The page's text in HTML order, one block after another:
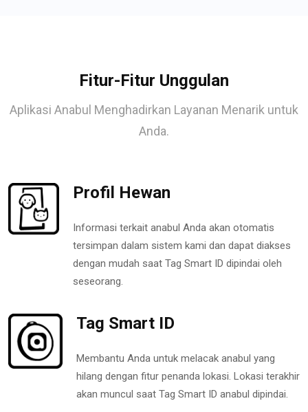
Fitur-Fitur Unggulan
Aplikasi Anabul Menghadirkan Layanan Menarik untuk
Anda.
Profil Hewan
Informasi terkait anabul Anda akan otomatis
tersimpan dalam sistem kami dan dapat diakses
dengan mudah saat Tag Smart ID dipindai oleh
seseorang.
Tag Smart ID
Membantu Anda untuk melacak anabul yang
hilang dengan fitur penanda lokasi. Lokasi terakhir
akan muncul saat Tag Smart ID anabul dipindai.